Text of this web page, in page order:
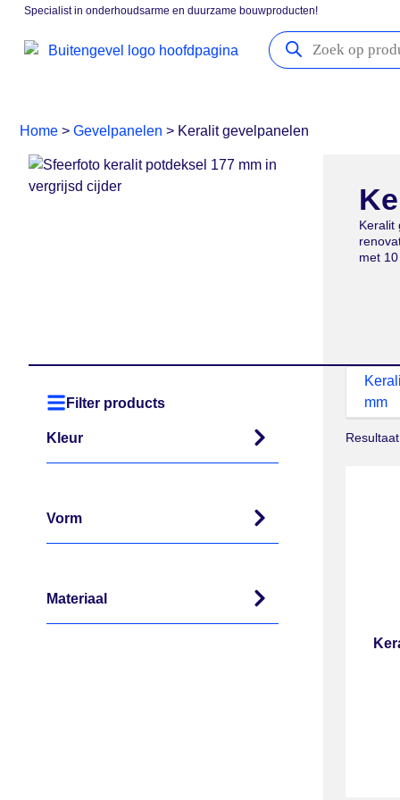
Specialist in onderhoudsarme en duurzame bouwproducten!
Home > Gevelpanelen > Keralit gevelpanelen
Filter products
Kleur
Vorm
Materiaal
Keralit
met
mm